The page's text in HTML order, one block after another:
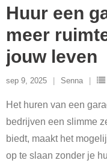
Huur een
meer
jouw leven
sep 9, 2025 Senna
Het huren van een
bedrijven een slimme
biedt, maakt het
op te slaan zonder je